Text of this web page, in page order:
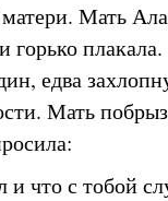
Мать
горько
едва
Мать
что с тобой